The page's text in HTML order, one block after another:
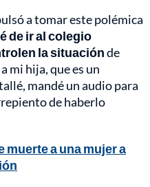
a tomar este polémica
de ir al colegio
la situaciónde
mi hija, que es un
mandé un audio para
de haberlo
muerte a una mujer a